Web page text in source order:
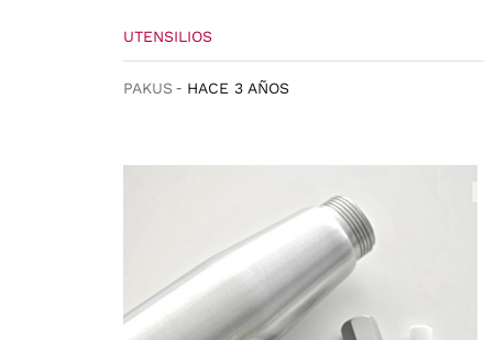
UTENSILIOS
PAKUS HACE 3 AÑOS